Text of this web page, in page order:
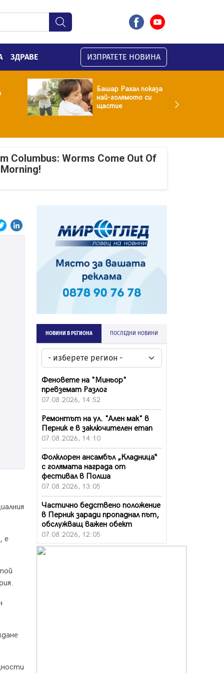
ЗДРАВЕ ИЗПРАТЕТЕ НОВИНА
Башар Рахал показа
най-голямото си
щастие
Columbus: Worms Come Out Of
е
НОВИНИ В РЕГИОНА ПОСЛЕДНИ НОВИНИ
Феновете на "Миньор"
превземат Разлог
07.08.2026, 14:52
Ремонтът на ул. "Ален мак" в
Перник е в заключителен етап
07.08.2026, 14:10
Фолклорен ансамбъл „Кладница“
с голямата награда от
фестивал в Полша
07.08.2026, 13:05
Частично бедствено положение
в Перник заради пропаднал път,
обслужващ важен обект
07.08.2026, 12:05
Да отговорим на жегите с филм